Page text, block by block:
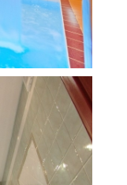
36 000 руб.